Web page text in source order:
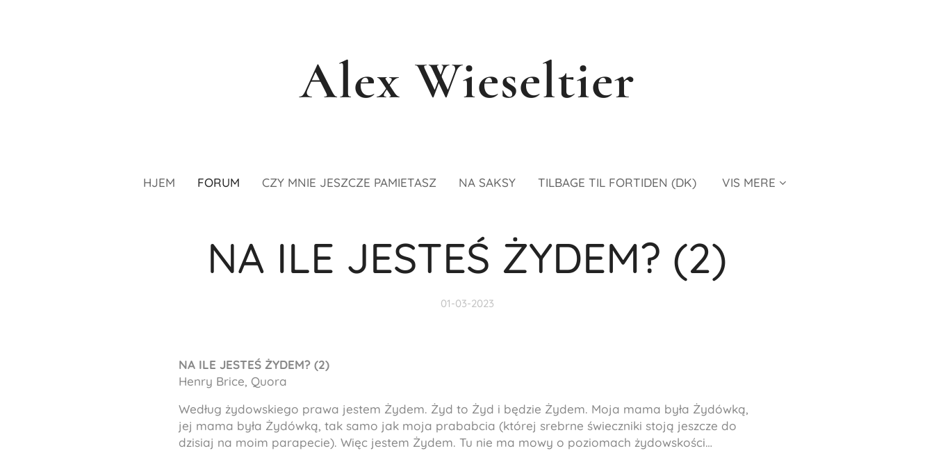
Alex Wieseltier
HJEM FORUM CZY MNIE JESZCZE PAMIETASZ NA SAKSY TILBAGE TIL FORTIDEN (DK) VIS MERE
NA ILE JESTEŚ ŻYDEM? (2)
01-03-2023
NA ILE JESTEŚ ŻYDEM? (2)
Henry Brice, Quora
Według żydowskiego prawa jestem Żydem. Żyd to Żyd i będzie Żydem. Moja mama była Żydówką,
jej mama była Żydówką, tak samo jak moja prababcia (której srebrne świeczniki stoją jeszcze do
dzisiaj na moim parapecie). Więc jestem Żydem. Tu nie ma mowy o poziomach żydowskości…